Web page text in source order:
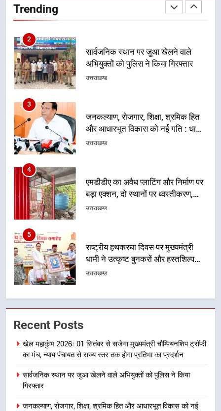
Trending
न्याय पंचायत से राज्य स्तर तक होगा
2
सार्वजनिक स्थान पर जुआ खेलने वाले
अभियुक्तों को पुलिस ने किया गिरफ्तार
उत्तराखण्ड
3
जनकल्याण, रोजगार, शिक्षा, श्रमिक हित
और आधारभूत विकास को नई गति : धामी
कैबिनेट के ऐतिहासिक फैसले
उत्तराखण्ड
4
एमडीडीए का अवैध प्लाटिंग और निर्माण पर
बड़ा एक्शन, दो स्थानों पर ध्वस्तीकरण,
मसूरी मार्ग पर अवैध निर्माण सील
उत्तराखण्ड
5
राष्ट्रीय हथकरघा दिवस पर मुख्यमंत्री
धामी ने उत्कृष्ट बुनकरों और हस्तशिल्प
कारीगरों को किया सम्मानित
उत्तराखण्ड
6
उत्तराखण्ड
मुख्यमंत्री धामी बोले- युवाओं को रोजगार
वाले महीनों में हजारों पदों पर की जाएगी
उत्तराखण्ड
Recent Posts
खेल महाकुंभ 2026ः 01 सितंबर से सजेगा मुख्यमंत्री चौम्पियनशिप ट्रॉफी
का मंच, न्याय पंचायत से राज्य स्तर तक होगा प्रतिभा का प्रदर्शन
सार्वजनिक स्थान पर जुआ खेलने वाले अभियुक्तों को पुलिस ने किया
गिरफ्तार
जनकल्याण, रोजगार, शिक्षा, श्रमिक हित और आधारभूत विकास को नई